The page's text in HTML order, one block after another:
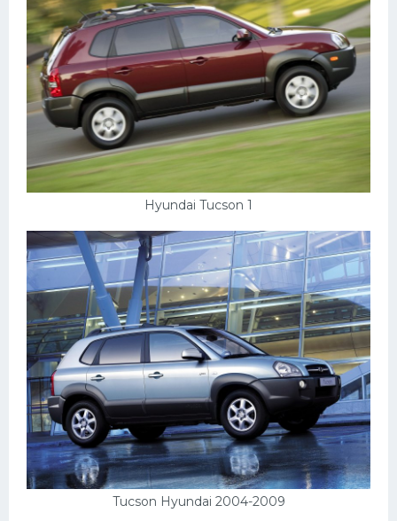
Hyundai Tucson 1
Tucson Hyundai 2004-2009